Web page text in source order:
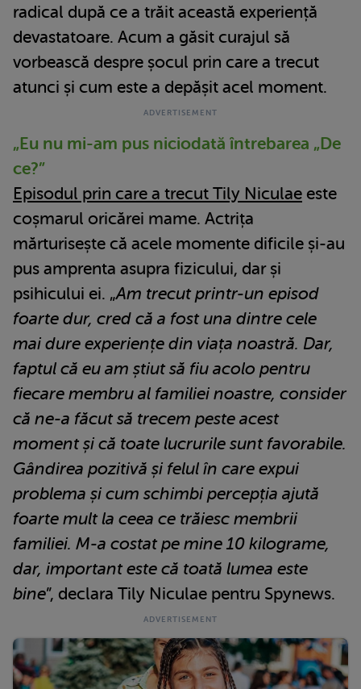
radical după ce a trăit această experiență
devastatoare. Acum a găsit curajul să
vorbească despre șocul prin care a trecut
atunci și cum este a depășit acel moment.
„Eu nu mi-am pus niciodată întrebarea „De
ce?”
Episodul prin care a trecut Tily Niculae este
coșmarul oricărei mame. Actrița
mărturisește că acele momente dificile și-au
pus amprenta asupra fizicului, dar și
psihicului ei. „Am trecut printr-un episod
foarte dur, cred că a fost una dintre cele
mai dure experiențe din viața noastră. Dar,
faptul că eu am știut să fiu acolo pentru
fiecare membru al familiei noastre, consider
că ne-a făcut să trecem peste acest
moment și că toate lucrurile sunt favorabile.
Gândirea pozitivă și felul în care expui
problema și cum schimbi percepția ajută
foarte mult la ceea ce trăiesc membrii
familiei. M-a costat pe mine 10 kilograme,
dar, important este că toată lumea este
bine”, declara Tily Niculae pentru Spynews.